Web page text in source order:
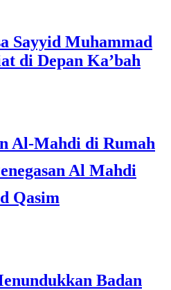
Sayyid Muhammad
di Depan Ka’bah
Al-Mahdi di Rumah
Qasim
Badan